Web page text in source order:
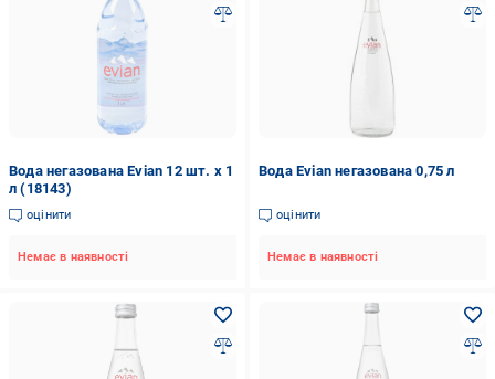
Вода негазована Evian 12 шт. х 1
л (18143)
оцінити
Немає в наявності
Вода Evian негазована 0,75 л
оцінити
Немає в наявності